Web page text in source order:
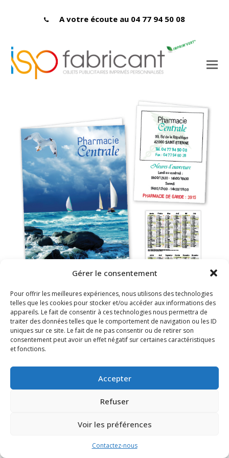
Gérer le consentement
Pour offrir les meilleures expériences, nous utilisons des technologies
telles que les cookies pour stocker et/ou accéder aux informations des
appareils. Le fait de consentir à ces technologies nous permettra de
traiter des données telles que le comportement de navigation ou les ID
uniques sur ce site. Le fait de ne pas consentir ou de retirer son
consentement peut avoir un effet négatif sur certaines caractéristiques
et fonctions.
Accepter
Refuser
Voir les préférences
Contactez-nous
A votre écoute au 04 77 94 50 08
FAQ Mentions légales